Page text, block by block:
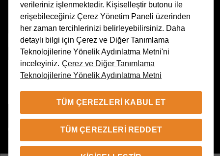
Uygulamamızı İndirin
© 2026 Beymen Tüm Hakları Saklıdır
verileriniz işlenmektedir. Kişiselleştir butonu ile
erişebileceğiniz Çerez Yönetim Paneli üzerinden
her zaman tercihlerinizi belirleyebilirsiniz. Daha
detaylı bilgi için Çerez ve Diğer Tanımlama
Teknolojilerine Yönelik Aydınlatma Metni'ni
inceleyiniz. Çerez ve Diğer Tanımlama
Teknolojilerine Yönelik Aydınlatma Metni
TÜM ÇEREZLERI KABUL ET
TÜM ÇEREZLERI REDDET